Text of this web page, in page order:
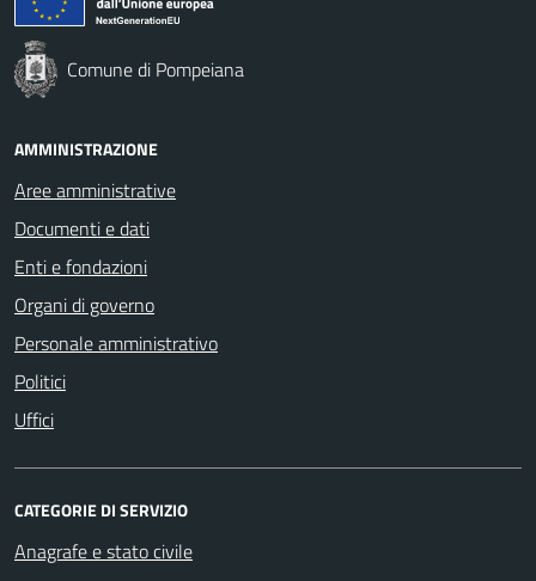
Comune di Pompeiana
AMMINISTRAZIONE
Aree amministrative
Documenti e dati
Enti e fondazioni
Organi di governo
Personale amministrativo
Politici
Uffici
CATEGORIE DI SERVIZIO
Anagrafe e stato civile